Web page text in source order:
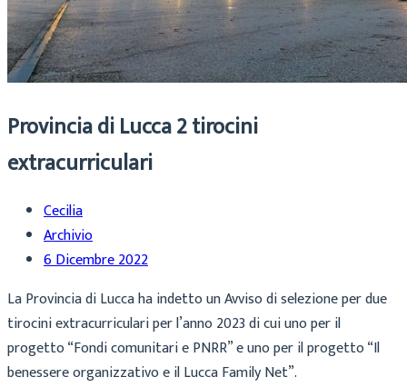
Provincia di Lucca 2 tirocini
extracurriculari
Cecilia
Archivio
6 Dicembre 2022
La Provincia di Lucca ha indetto un Avviso di selezione per due
tirocini extracurriculari per l’anno 2023 di cui uno per il
progetto “Fondi comunitari e PNRR” e uno per il progetto “Il
benessere organizzativo e il Lucca Family Net”.